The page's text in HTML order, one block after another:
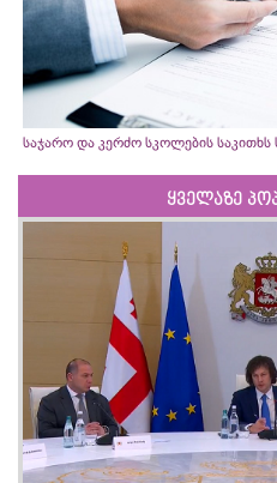
საჯარო და კერძო სკოლების საკითხს
ყველაზე